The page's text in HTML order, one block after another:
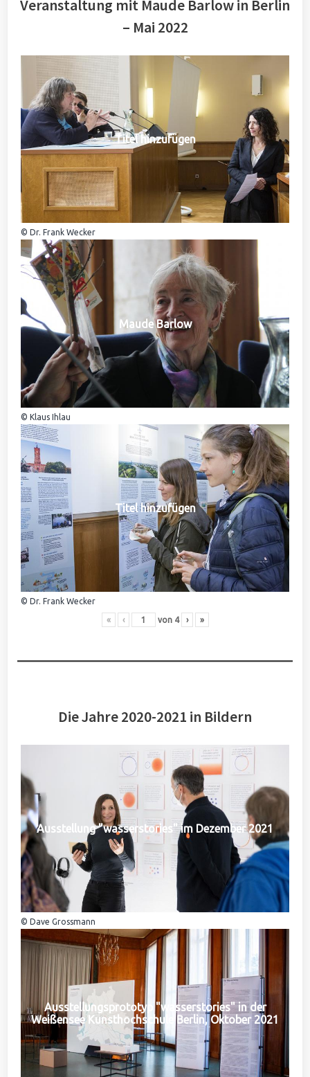
Veranstaltung mit Maude Barlow in Berlin
– Mai 2022
Titel hinzufügen
© Dr. Frank Wecker
Maude Barlow
© Klaus Ihlau
Titel hinzufügen
© Dr. Frank Wecker
« ‹ von 4 › »
Die Jahre 2020-2021 in Bildern
Ausstellung "wasserstories" im Dezember 2021
© Dave Grossmann
Ausstellungsprototyp "wasserstories" in der
Weißensee Kunsthochschule Berlin, Oktober 2021